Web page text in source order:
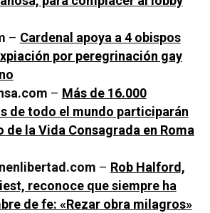
– Cardenal apoya a 4 obispos
por peregrinación gay
– Más de 16.000
de todo el mundo participarán
de la Vida Consagrada en Roma
– Rob Halford,
reconoce que siempre ha
de fe: «Rezar obra milagros»